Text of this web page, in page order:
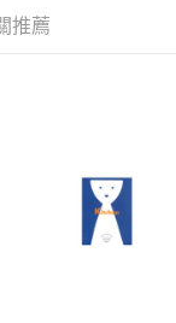
日，確認付款後即完
大直營門市／銀行轉
本公司）所提供，讓
式。 讓您購物簡單
「AFTEE先享後付」
，可透過四大超商／
成。
要取消訂單，請聯絡
推薦